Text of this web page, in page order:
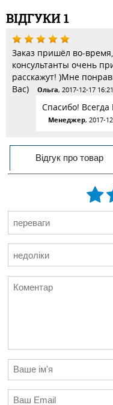
ВІДГУКИ1
Заказ пришёл во-
консультанты очень
расскажут! )Мне
Вас)
Ольга, 2017-12-17
Спасибо!
Менеджер, 2017-
Відгук про товар